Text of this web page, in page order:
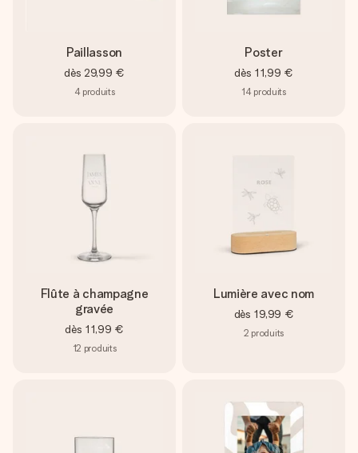
Paillasson
dès 29,99 €
4 produits
Poster
dès 11,99 €
14 produits
Flûte à champagne
gravée
dès 11,99 €
12 produits
Lumière avec nom
dès 19,99 €
2 produits